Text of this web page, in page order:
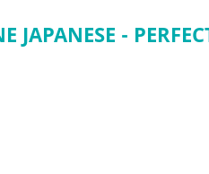
JAPANESE -